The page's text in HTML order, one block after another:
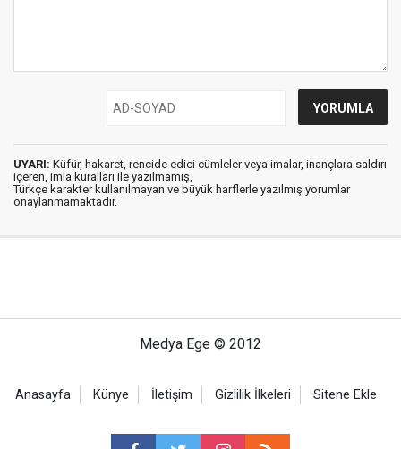
UYARI: Küfür, hakaret, rencide edici cümleler veya imalar, inançlara saldırı
içeren, imla kuralları ile yazılmamış,
Türkçe karakter kullanılmayan ve büyük harflerle yazılmış yorumlar
onaylanmamaktadır.
Medya Ege © 2012
Anasayfa Künye İletişim Gizlilik İlkeleri Sitene Ekle